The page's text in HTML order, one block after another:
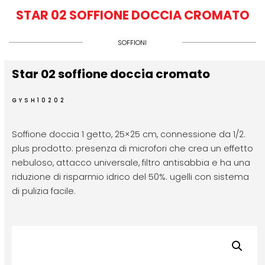
STAR 02 SOFFIONE DOCCIA CROMATO
SOFFIONI
Star 02 soffione doccia cromato
GYSH10202
Soffione doccia 1 getto, 25×25 cm, connessione da 1/2.
plus prodotto: presenza di microfori che crea un effetto
nebuloso, attacco universale, filtro antisabbia e ha una
riduzione di risparmio idrico del 50%. ugelli con sistema
di pulizia facile.